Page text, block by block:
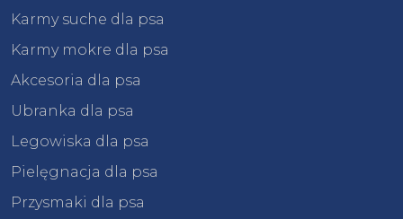
Karmy suche dla psa
Karmy mokre dla psa
Akcesoria dla psa
Ubranka dla psa
Legowiska dla psa
Pielęgnacja dla psa
Przysmaki dla psa